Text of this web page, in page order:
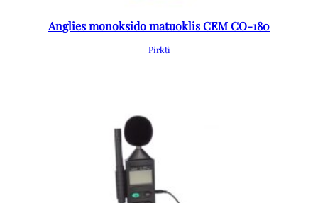
Anglies monoksido matuoklis CEM CO-180
Pirkti